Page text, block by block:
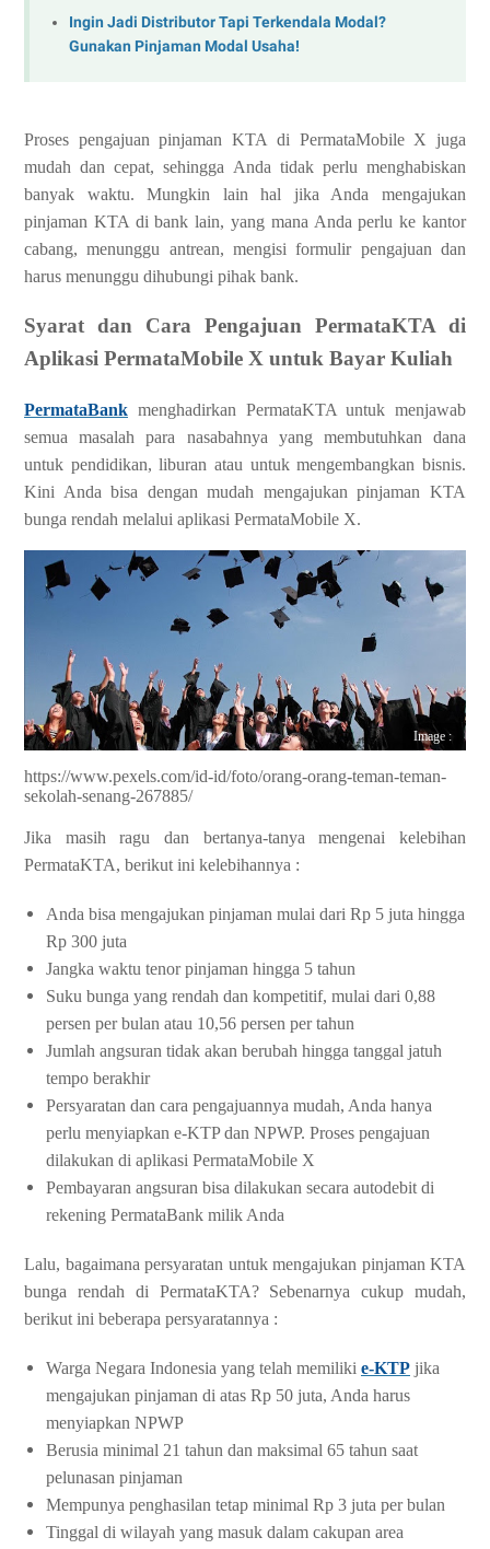
Ingin Jadi Distributor Tapi Terkendala Modal?
Gunakan Pinjaman Modal Usaha!
Proses pengajuan pinjaman KTA di PermataMobile X juga
mudah dan cepat, sehingga Anda tidak perlu menghabiskan
banyak waktu. Mungkin lain hal jika Anda mengajukan
pinjaman KTA di bank lain, yang mana Anda perlu ke kantor
cabang, menunggu antrean, mengisi formulir pengajuan dan
harus menunggu dihubungi pihak bank.
Syarat dan Cara Pengajuan PermataKTA di
Aplikasi PermataMobile X untuk Bayar Kuliah
PermataBank menghadirkan PermataKTA untuk menjawab
semua masalah para nasabahnya yang membutuhkan dana
untuk pendidikan, liburan atau untuk mengembangkan bisnis.
Kini Anda bisa dengan mudah mengajukan pinjaman KTA
bunga rendah melalui aplikasi PermataMobile X.
Image :
https://www.pexels.com/id-id/foto/orang-orang-teman-teman-
sekolah-senang-267885/
Jika masih ragu dan bertanya-tanya mengenai kelebihan
PermataKTA, berikut ini kelebihannya :
Anda bisa mengajukan pinjaman mulai dari Rp 5 juta hingga
Rp 300 juta
Jangka waktu tenor pinjaman hingga 5 tahun
Suku bunga yang rendah dan kompetitif, mulai dari 0,88
persen per bulan atau 10,56 persen per tahun
Jumlah angsuran tidak akan berubah hingga tanggal jatuh
tempo berakhir
Persyaratan dan cara pengajuannya mudah, Anda hanya
perlu menyiapkan e-KTP dan NPWP. Proses pengajuan
dilakukan di aplikasi PermataMobile X
Pembayaran angsuran bisa dilakukan secara autodebit di
rekening PermataBank milik Anda
Lalu, bagaimana persyaratan untuk mengajukan pinjaman KTA
bunga rendah di PermataKTA? Sebenarnya cukup mudah,
berikut ini beberapa persyaratannya :
Warga Negara Indonesia yang telah memiliki e-KTP jika
mengajukan pinjaman di atas Rp 50 juta, Anda harus
menyiapkan NPWP
Berusia minimal 21 tahun dan maksimal 65 tahun saat
pelunasan pinjaman
Mempunya penghasilan tetap minimal Rp 3 juta per bulan
Tinggal di wilayah yang masuk dalam cakupan area